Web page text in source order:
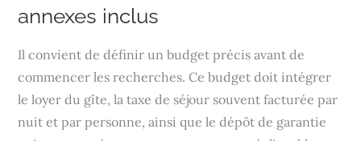
annexes inclus
Il convient de définir un budget précis avant de
commencer les recherches. Ce budget doit intégrer
le loyer du gîte, la taxe de séjour souvent facturée par
nuit et par personne, ainsi que le dépôt de garantie